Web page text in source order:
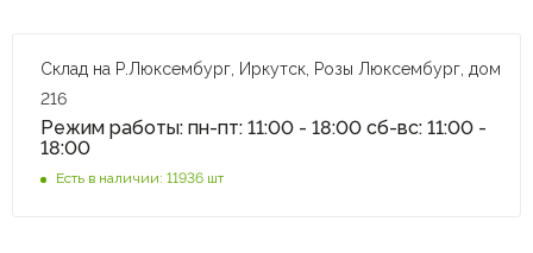
Склад на Р.Люксембург, Иркутск, Розы Люксембург, дом
216
Режим работы: пн-пт: 11:00 - 18:00 сб-вс: 11:00 -
18:00
Есть в наличии: 11936 шт